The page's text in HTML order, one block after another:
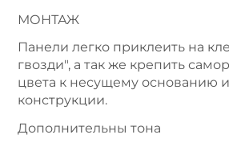
МОНТАЖ
Панели легко приклеить на
гвозди", а так же крепить
цвета к несущему основанию
конструкции.
Дополнительны тона